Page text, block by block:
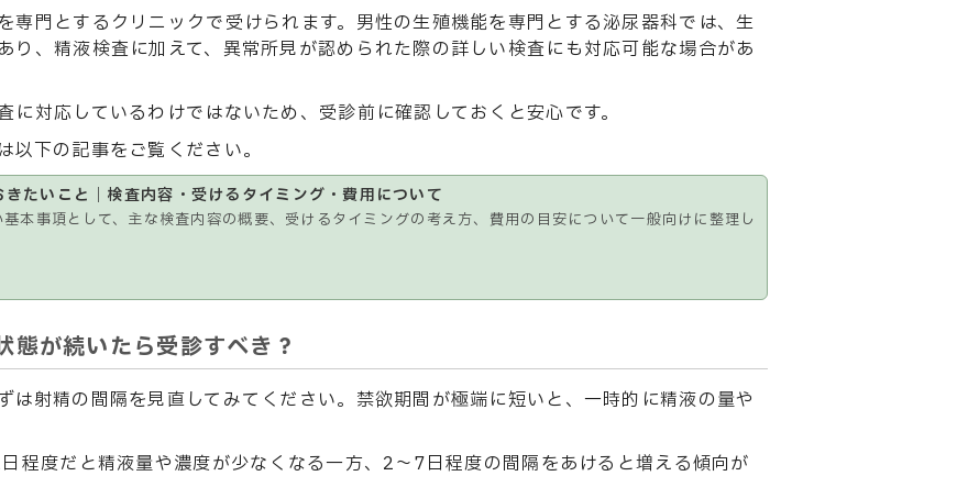
専門とするクリニックで受けられます。男性の生殖機能を専門とする泌尿器科では、生
り、精液検査に加えて、異常所見が認められた際の詳しい検査にも対応可能な場合があ
対応しているわけではないため、受診前に確認しておくと安心です。
下の記事をご覧ください。
たいこと｜検査内容・受けるタイミング・費用について
本事項として、主な検査内容の概要、受けるタイミングの考え方、費用の目安について一般向けに整理し
態が続いたら受診すべき？
は射精の間隔を見直してみてください。禁欲期間が極端に短いと、一時的に精液の量や
程度だと精液量や濃度が少なくなる一方、2〜7日程度の間隔をあけると増える傾向が